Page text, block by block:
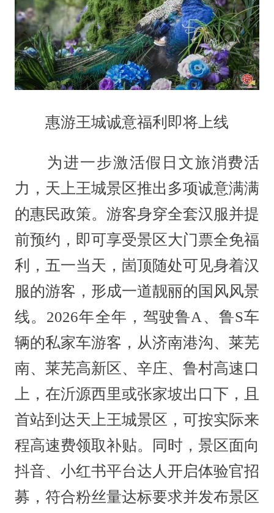
惠游王城诚意福利即将上线
为进一步激活假日文旅消费活
力，天上王城景区推出多项诚意满满
的惠民政策。游客身穿全套汉服并提
前预约，即可享受景区大门票全免福
利，五一当天，崮顶随处可见身着汉
服的游客，形成一道靓丽的国风风景
线。2026年全年，驾驶鲁A、鲁S车
辆的私家车游客，从济南港沟、莱芜
南、莱芜高新区、辛庄、鲁村高速口
上，在沂源西里或张家坡出口下，且
首站到达天上王城景区，可按实际来
程高速费领取补贴。同时，景区面向
抖音、小红书平台达人开启体验官招
募，符合粉丝量达标要求并发布景区